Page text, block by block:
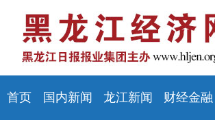
首页 国内新闻 龙江新闻 财经金融